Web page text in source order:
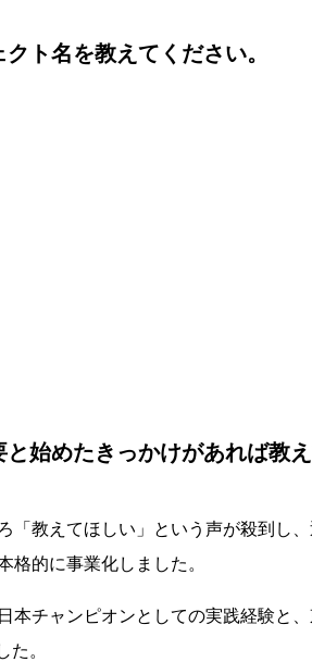
ト名を教えてください。
始めたきっかけがあれば教え
「教えてほしい」という声が殺到し
格的に事業化しました。
本チャンピオンとしての実践経験と
た。